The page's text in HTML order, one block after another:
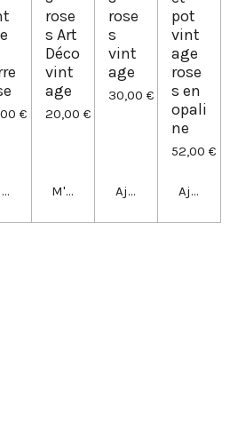
€
au panier
rose
s Art
Déco
vint
age
20,00 €
M'avertir si disponible
rose
s
vint
age
30,00 €
Ajouter au panier
pot
vint
age
rose
s en
opali
ne
52,00 €
Ajouter